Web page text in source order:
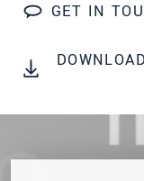
GET IN
S vašimi údaji
prosím naše